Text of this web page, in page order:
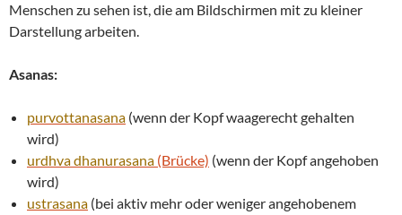
Menschen zu sehen ist, die am Bildschirmen mit zu kleiner
Darstellung arbeiten.
Asanas:
purvottanasana (wenn der Kopf waagerecht gehalten
wird)
urdhvadhanurasana (Brücke) (wenn der Kopf angehoben
wird)
ustrasana (bei aktiv mehr oder weniger angehobenem